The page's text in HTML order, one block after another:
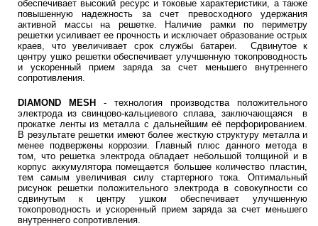
обеспечивает высокий ресурс и токовые характеристики, а также
повышенную надежность за счет превосходного удержания
активной массы на решетке. Наличие рамки по периметру
решетки усиливает ее прочность и исключает образование острых
краев, что увеличивает срок службы батареи. Сдвинутое к
центру ушко решетки обеспечивает улучшенную токопроводность
и ускоренный прием заряда за счет меньшего внутреннего
сопротивления.
DIAMOND MESH
- технология производства положительного
электрода из свинцово-кальциевого сплава, заключающаяся в
прокатке ленты из металла с дальнейшим её перфорированием.
В результате решетки имеют более жесткую структуру металла и
менее подвержены коррозии. Главный плюс данного метода в
том, что решетка электрода обладает небольшой толщиной и в
корпус аккумулятора помещается большее количество пластин,
тем самым увеличивая силу стартерного тока. Оптимальный
рисунок решетки положительного электрода в совокупности со
сдвинутым к центру ушком обеспечивает улучшенную
токопроводность и ускоренный прием заряда за счет меньшего
внутреннего сопротивления.